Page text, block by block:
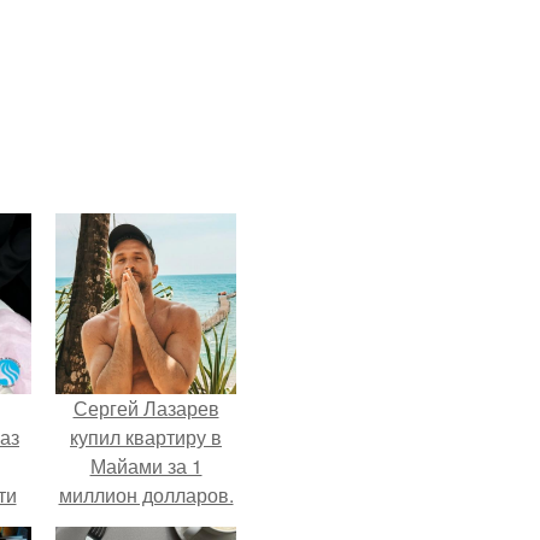
-
Сергей Лазарев
купил квартиру в
Майами за 1
миллион долларов.